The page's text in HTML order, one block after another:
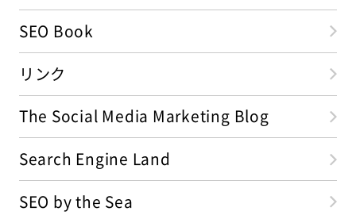
SEO Book
リンク
The Social Media Marketing Blog
Search Engine Land
SEO by the Sea